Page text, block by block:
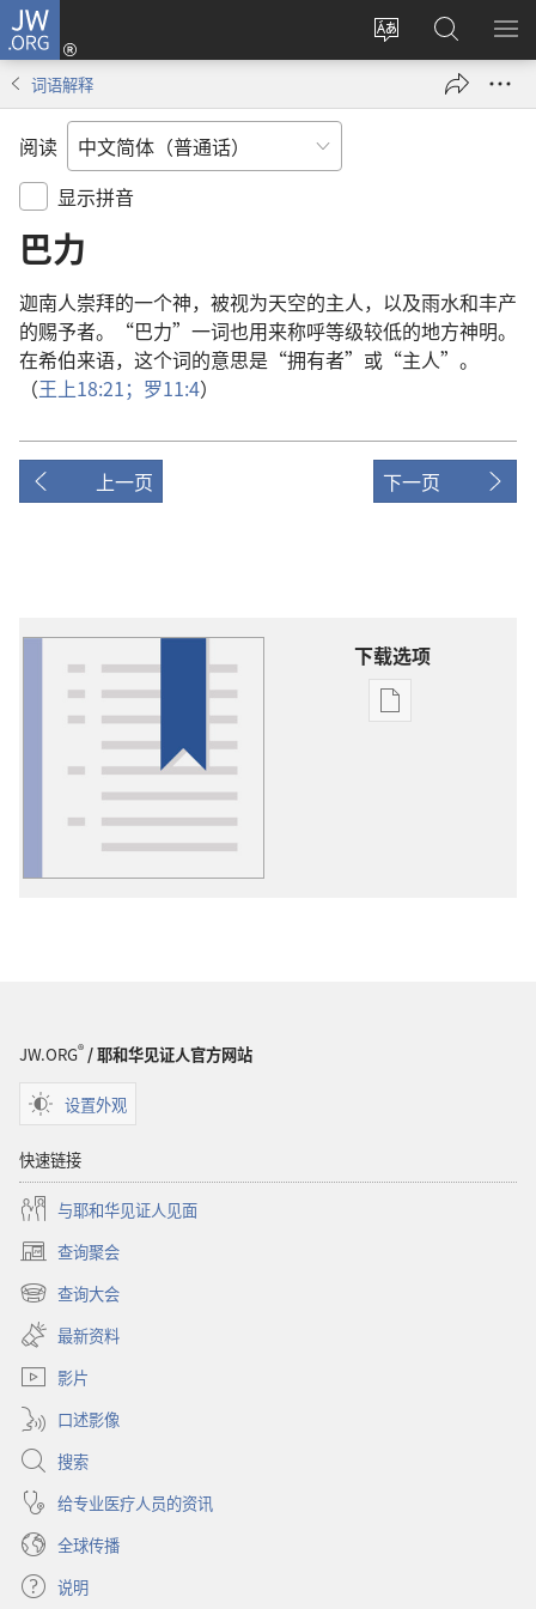
JW.ORG
更
登
录
（打
搜
索
JW.ORG
显
词语解释
阅读
显示拼音
巴力
迦南人崇拜的一个神， 被视为天空的主人， 以及雨水和丰产
的赐予者。“巴力” 一词也用来称呼等级较低的地方神明。
在希伯来语， 这个词的意思是 “拥有者” 或 “主人”。
（王上18:21； 罗11:4）
上一页 下一页
下载选项
出
JW.ORG®/ 耶和华见证人官方网站
设置外观
快速链接
与耶和华见证人见面
查询聚会
（打
开
新
窗
口）
查询大会
（打
开
新
窗
最新资料
影片
口述影像
搜索
给专业医疗人员的资讯
全球传播
说明